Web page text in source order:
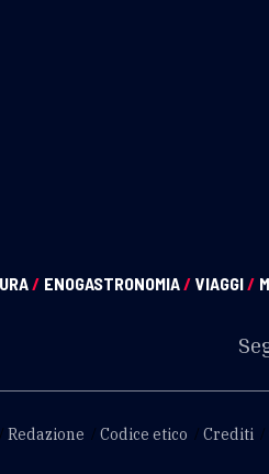
/ ENOGASTRONOMIA / VIAGGI /
Redazione Codice etico Crediti